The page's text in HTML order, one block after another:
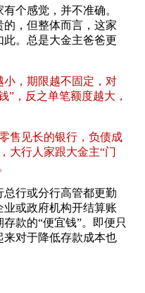
个感觉，并不准确。
，但整体而言，这家
。总是大金主爸爸更
小，期限越不固定，对
”，反之单笔额度越大，
售见长的银行，负债成
大行人家跟大金主“门
行或分行高管都更勤
或政府机构开结算账
款的“便宜钱”。即便只
来对于降低存款成本也